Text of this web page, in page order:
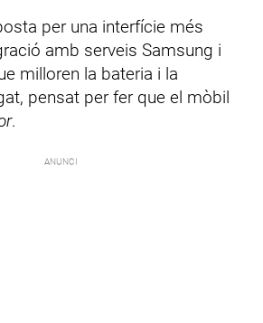
per una interfície més
amb serveis Samsung i
milloren la bateria i la
pensat per fer que el mòbil
.